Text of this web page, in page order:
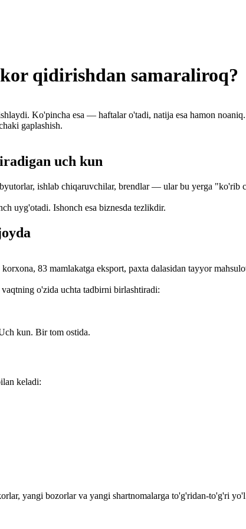
qidirishdan samaraliroq?
Ko'pincha esa — haftalar o'tadi, natija esa hamon noaniq.
gaplashish.
uch kun
ishlab chiqaruvchilar, brendlar — ular bu yerga
uyg'otadi. Ishonch esa biznesda tezlikdir.
83 mamlakatga eksport, paxta dalasidan tayyor
o'zida uchta tadbirni birlashtiradi:
kun. Bir tom ostida.
keladi:
yangi bozorlar va yangi shartnomalarga to'g'ridan-to'g'ri